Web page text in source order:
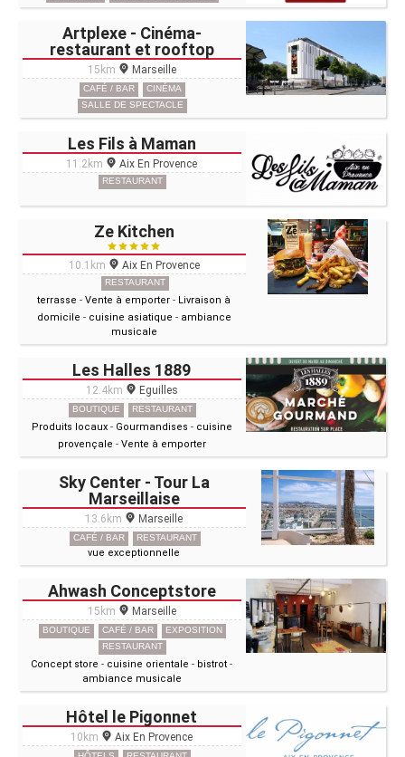
Artplexe - Cinéma-
restaurant et rooftop
15km Marseille
CAFÉ / BAR
CINÉMA
SALLE DE SPECTACLE
Les Fils à Maman
11.2km Aix En Provence
RESTAURANT
Ze Kitchen
10.1km Aix En Provence
RESTAURANT
terrasse -Vente à emporter - Livraison à
domicile - cuisine asiatique - ambiance
musicale
Les Halles 1889
12.4km Eguilles
BOUTIQUE RESTAURANT
Produits locaux - Gourmandises - cuisine
provençale - Vente à emporter
Sky Center - Tour La
Marseillaise
13.6km Marseille
CAFÉ / BAR RESTAURANT
vue exceptionnelle
Ahwash Conceptstore
15km Marseille
BOUTIQUE CAFÉ / BAR
EXPOSITION
RESTAURANT
Concept store - cuisine orientale - bistrot -
ambiance musicale
Hôtel le Pigonnet
10km Aix En Provence